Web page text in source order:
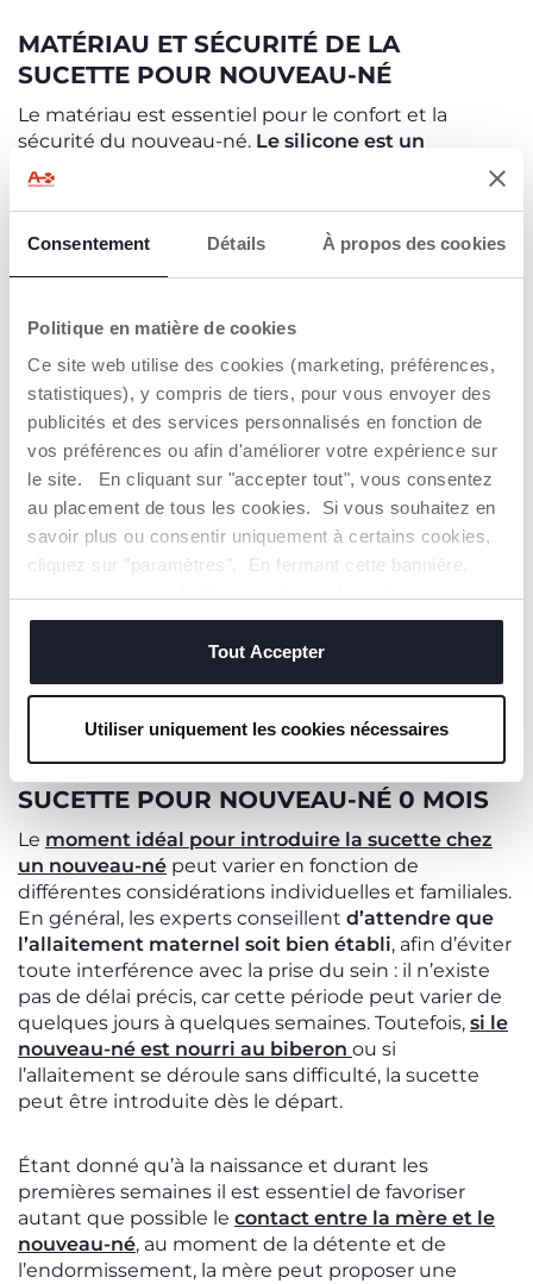
Consentement Détails À propos des cookies
Politique en matière de cookies
Ce site web utilise des cookies (marketing, préférences,
statistiques), y compris de tiers, pour vous envoyer des
publicités et des services personnalisés en fonction de
vos préférences ou afin d'améliorer votre expérience sur
le site. En cliquant sur "accepter tout", vous consentez
au placement de tous les cookies. Si vous souhaitez en
savoir plus ou consentir uniquement à certains cookies,
cliquez sur "paramètres". En fermant cette bannière,
techniques, qui sont essentiels au service demandé.
Tout Accepter
Utiliser uniquement les cookies nécessaires
MATÉRIAU ET SÉCURITÉ DE LA
SUCETTE POUR NOUVEAU-NÉ
Le matériau est essentiel pour le confort et la
sécurité du nouveau-né. Le silicone est un
matériau pratique, hygiénique et indéformable
;
pour cette raison, les sucettes en silicone sont
résistantes et faciles à nettoyer, tout en étant
douces et respectueuses de la peau délicate des
nouveau-nés.
plus sollicités est le toucher: choisir une
entièrement souple respecte la sensibilité naturelle
de la peau de l’enfant. Les sucettes Chicco, en effet,
sont dotées d’une finition Soft Sense, pour une
sensation veloutée et naturelle, et leur design
ergonomique, conçu pourréduire au minimum les
points de contact, offre une grande douceur sur le
visage, tout enfacilitant le mouvement naturel de
la bouche.
Lessucettes Chicco Dual Soft et Mini Soft,
2 mois, sont entièrement souples pour une douceur
maximale sur le visage. La collerette souple et
sensation proche du sein maternel.
SUCETTE POUR NOUVEAU-NÉ 0 MOIS
Le moment idéal pour introduire la sucette chez
un nouveau-né peut varier en fonction de
différentes considérations individuelles et familiales.
En général, les experts conseillent d’attendre que
l’allaitement maternel soit bien établi, afin d’éviter
toute interférence avec la prise du sein : il n’existe
pas de délai précis, car cette période peut varier de
quelques jours à quelques semaines. Toutefois, si le
nouveau-né est nourri au biberon ou si
l’allaitement se déroule sans difficulté, la sucette
peut être introduite dès le départ.
Étant donné qu’à la naissance et durant les
premières semaines il est essentiel de favoriser
autant que possible le contact entre la mère et le
nouveau-né, au moment de la détente et de
l’endormissement, la mère peut proposer une